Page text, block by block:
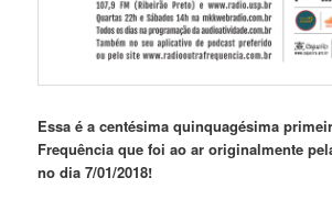
Essa é a centésima quinquagésima
Frequência que foi ao ar originalmente
no dia 7/01/2018!